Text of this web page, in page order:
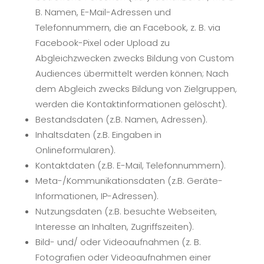
B. Namen, E-Mail-Adressen und
Telefonnummern, die an Facebook, z. B. via
Facebook-Pixel oder Upload zu
Abgleichzwecken zwecks Bildung von Custom
Audiences übermittelt werden können; Nach
dem Abgleich zwecks Bildung von Zielgruppen,
werden die Kontaktinformationen gelöscht).
Bestandsdaten (z.B. Namen, Adressen).
Inhaltsdaten (z.B. Eingaben in
Onlineformularen).
Kontaktdaten (z.B. E-Mail, Telefonnummern).
Meta-/Kommunikationsdaten (z.B. Geräte-
Informationen, IP-Adressen).
Nutzungsdaten (z.B. besuchte Webseiten,
Interesse an Inhalten, Zugriffszeiten).
Bild- und/ oder Videoaufnahmen (z. B.
Fotografien oder Videoaufnahmen einer